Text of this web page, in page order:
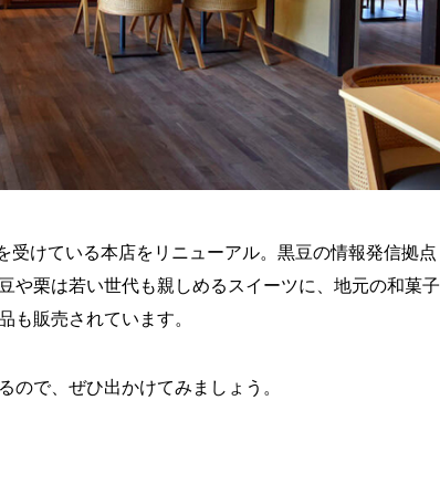
けている本店をリニューアル。黒豆の情報発信拠点
や栗は若い世代も親しめるスイーツに、地元の和菓子
も販売されています。
ので、ぜひ出かけてみましょう。